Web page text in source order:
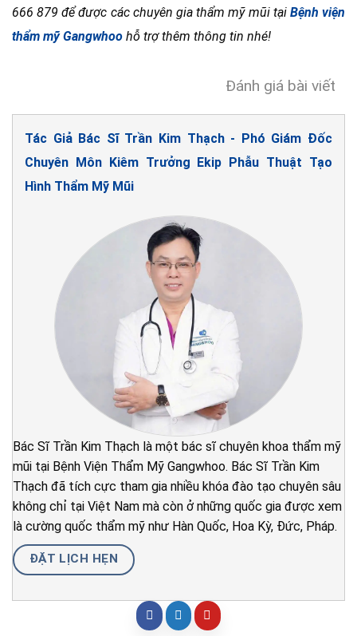
666 879 để được các chuyên gia thẩm mỹ mũi tại Bệnh viện
thẩm mỹ Gangwhoo hỗ trợ thêm thông tin nhé!
Đánh giá bài viết
Tác Giả Bác Sĩ Trần Kim Thạch - Phó Giám Đốc
Chuyên Môn Kiêm Trưởng Ekip Phẫu Thuật Tạo
Hình Thẩm Mỹ Mũi
Bác Sĩ Trần Kim Thạch là một bác sĩ chuyên khoa thẩm mỹ
mũi tại Bệnh Viện Thẩm Mỹ Gangwhoo. Bác Sĩ Trần Kim
Thạch đã tích cực tham gia nhiều khóa đào tạo chuyên sâu
không chỉ tại Việt Nam mà còn ở những quốc gia được xem
là cường quốc thẩm mỹ như Hàn Quốc, Hoa Kỳ, Đức, Pháp.
ĐẶT LỊCH HẸN